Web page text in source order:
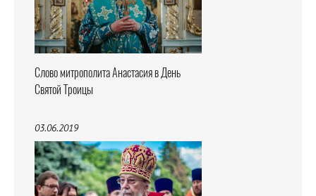
Слово митрополита Анастасия в День
Святой Троицы
03.06.2019